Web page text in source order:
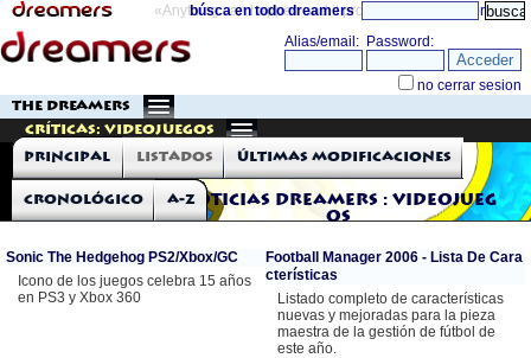
«Anything can happen and it probably will» directorio
búsca en todo dreamers
THE DREAMERS
Críticas: Videojuegos
Noticias Dreamers : Videojueg
os
Principal Listados Últimas modificaciones
Cronológico A-Z
Sonic The Hedgehog PS2/Xbox/GC
Icono de los juegos celebra 15 años
en PS3 y Xbox 360
Football Manager 2006 - Lista De Cara
cterísticas
Listado completo de características
nuevas y mejoradas para la pieza
maestra de la gestión de fútbol de
este año.